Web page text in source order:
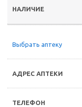
Выбрать аптеку